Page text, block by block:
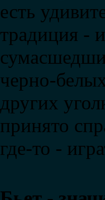
есть
традиция -
черно-
других
принято
где-то -